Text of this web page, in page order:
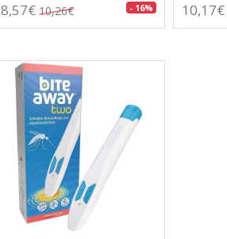
8,57€ 10,26€ - 16% 10,17€